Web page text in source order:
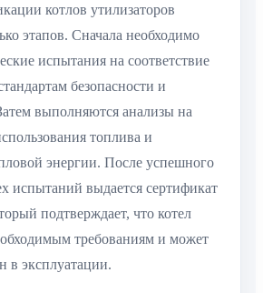
котлов утилизаторов
этапов. Сначала необходимо
испытания на соответствие
безопасности и
выполняются анализы на
топлива и
энергии. После успешного
испытаний выдается сертификат
подтверждает, что котел
требованиям и может
в эксплуатации.